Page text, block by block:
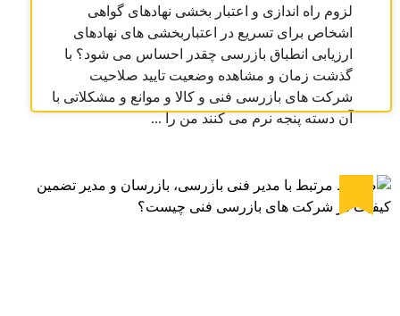
لزوم راه اندازی و اعتبار بخشی نهادهای گواهی
اشخاص برای تسریع در اعتباربخشی های نهادهای
ارزیابی انطباق بازرسی چقدر احساس می شود؟ با
گذشت زمان و مشاهده وضعیت تایید صلاحیت
شرکت های بازرسی فنی و کالا و موانع و مشکلاتی با
آن دسته پنجه نرم می کنند من را ...